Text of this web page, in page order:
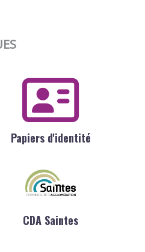
Papiers d'identité
CDA Saintes